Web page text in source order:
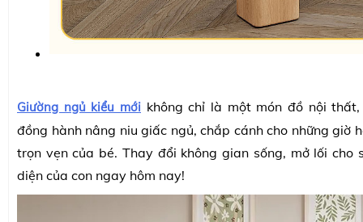
Giường ngủ kiểu mới không chỉ là một món đồ nội
đồng hành nâng niu giấc ngủ, chắp cánh cho những giờ
trọn vẹn của bé. Thay đổi không gian sống, mở lối cho
diện của con ngay hôm nay!